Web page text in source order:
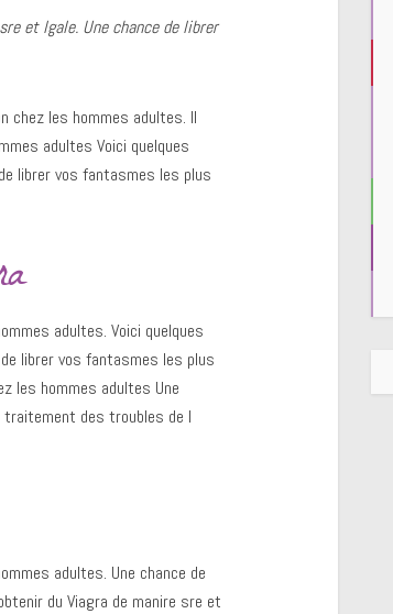
etlgale. Une chance de librer
chez les hommes adultes. Il
adultes Voici quelques
librer vos fantasmes les plus
adultes. Voici quelques
librer vos fantasmes les plus
les hommes adultes Une
des troubles de l
adultes. Une chance de
du Viagra de manire sre et